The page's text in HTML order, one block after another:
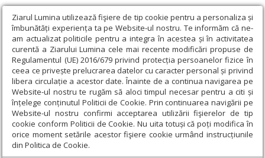
Ziarul Lumina utilizează fişiere de tip cookie pentru a personaliza și
îmbunătăți experiența ta pe Website-ul nostru. Te informăm că ne-
am actualizat politicile pentru a integra în acestea și în activitatea
curentă a Ziarului Lumina cele mai recente modificări propuse de
Regulamentul (UE) 2016/679 privind protecția persoanelor fizice în
ceea ce privește prelucrarea datelor cu caracter personal și privind
libera circulație a acestor date. Înainte de a continua navigarea pe
Website-ul nostru te rugăm să aloci timpul necesar pentru a citi și
înțelege conținutul Politicii de Cookie. Prin continuarea navigării pe
Website-ul nostru confirmi acceptarea utilizării fişierelor de tip
cookie conform Politicii de Cookie. Nu uita totuși că poți modifica în
orice moment setările acestor fişiere cookie urmând instrucțiunile
din Politica de Cookie.
Ziarul Lumina › Actualitate religioasă › Știri › Sfântul Macarie
Egipteanul, cinstit la Stockholm
Sfântul Macarie Egipteanul, cinstit la
Stockholm